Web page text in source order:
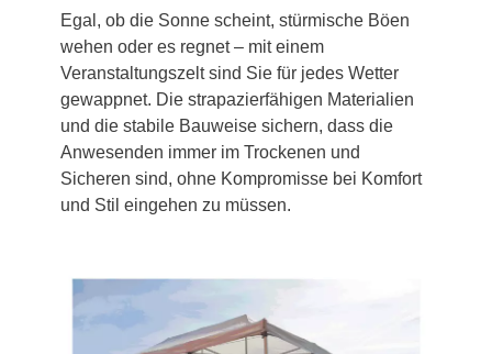
Egal, ob die Sonne scheint, stürmische Böen
wehen oder es regnet – mit einem
Veranstaltungszelt sind Sie für jedes Wetter
gewappnet. Die strapazierfähigen Materialien
und die stabile Bauweise sichern, dass die
Anwesenden immer im Trockenen und
Sicheren sind, ohne Kompromisse bei Komfort
und Stil eingehen zu müssen.